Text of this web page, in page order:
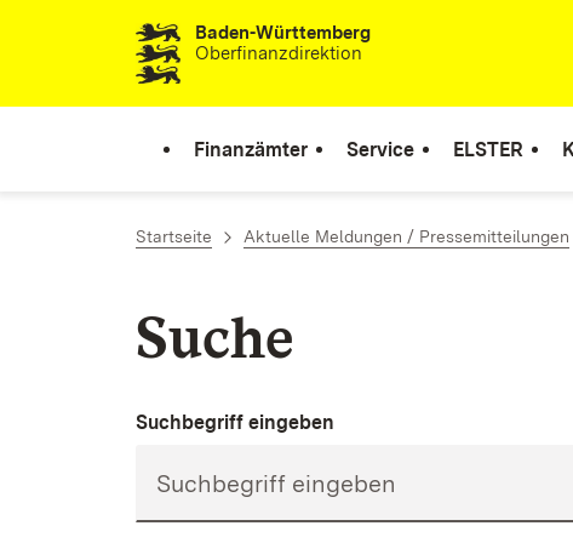
Zum Inhalt springenBaden-Württemberg
Oberfinanzdirektion
Finanzämter Service ELSTER
Startseite Aktuelle Meldungen / Pressemitteilungen
Suche
Suchbegriff eingeben